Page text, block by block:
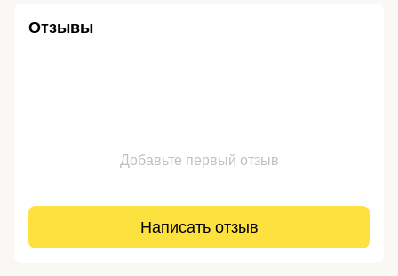
Отзывы
Добавьте первый отзыв
Написать отзыв